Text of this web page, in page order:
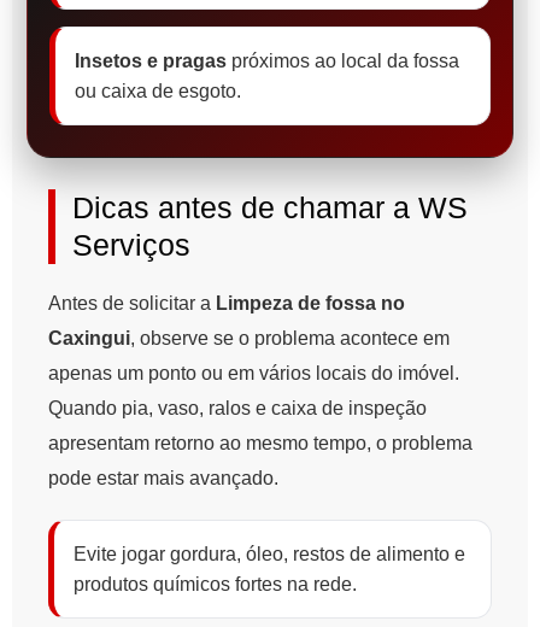
Insetos e pragas próximos ao local da fossa
ou caixa de esgoto.
Dicas antes de chamar a WS
Serviços
Antes de solicitar a Limpeza de fossa no
Caxingui, observe se o problema acontece em
apenas um ponto ou em vários locais do imóvel.
Quando pia, vaso, ralos e caixa de inspeção
apresentam retorno ao mesmo tempo, o problema
pode estar mais avançado.
Evite jogar gordura, óleo, restos de alimento e
produtos químicos fortes na rede.